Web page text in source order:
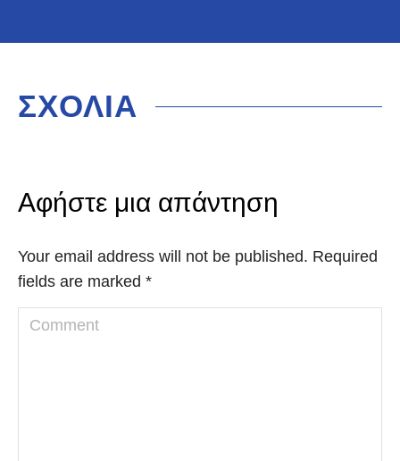
ΣΧΟΛΙΑ
Αφήστε μια απάντηση
Your email address will not be published. Required
fields are marked *
Comment